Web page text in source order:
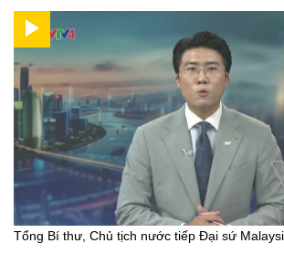
Tổng Bí thư, Chủ tịch nước tiếp Đại sứ